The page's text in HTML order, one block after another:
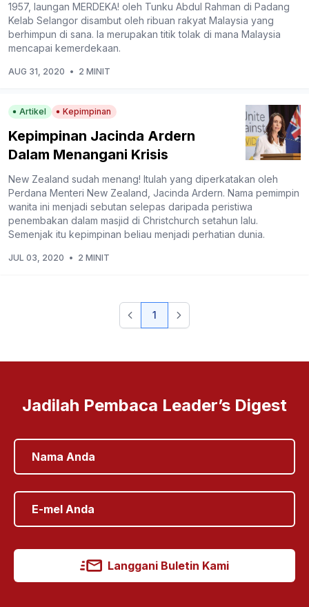
1957, laungan MERDEKA! oleh Tunku Abdul Rahman di Padang
Kelab Selangor disambut oleh ribuan rakyat Malaysia yang
berhimpun di sana. Ia merupakan titik tolak di mana Malaysia
mencapai kemerdekaan.
AUG 31, 2020 • 2 MINIT
Artikel Kepimpinan
Kepimpinan Jacinda Ardern
Dalam Menangani Krisis
New Zealand sudah menang! Itulah yang diperkatakan oleh
Perdana Menteri New Zealand, Jacinda Ardern. Nama pemimpin
wanita ini menjadi sebutan selepas daripada peristiwa
penembakan dalam masjid di Christchurch setahun lalu.
Semenjak itu kepimpinan beliau menjadi perhatian dunia.
JUL 03, 2020 • 2 MINIT
1
Jadilah Pembaca Leader’s Digest
Langgani Buletin Kami